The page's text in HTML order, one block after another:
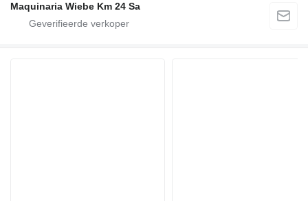
Maquinaria Wiebe Km 24 Sa